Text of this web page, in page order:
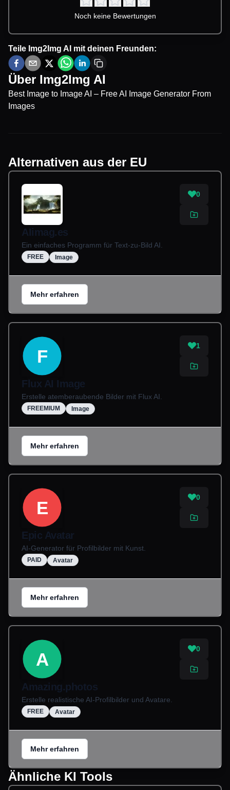
Noch keine Bewertungen
Teile Img2Img AI mit deinen Freunden:
Über Img2Img AI
Best Image to Image AI – Free AI Image Generator From
Images
Alternativen aus der EU
0
AIimag.es
Ein einfaches Programm für Text-zu-Bild AI.
FREE Image
Mehr erfahren
F
1
Flux AI Image
Erstelle atemberaubende Bilder mit Flux AI.
FREEMIUM Image
Mehr erfahren
E
0
Epic Avatar
AI-Generator für Profilbilder mit Kunst.
PAID Avatar
Mehr erfahren
A
0
Amazing.photos
Erstelle realistische AI-Profilbilder und Avatare.
FREE Avatar
Mehr erfahren
Ähnliche KI Tools